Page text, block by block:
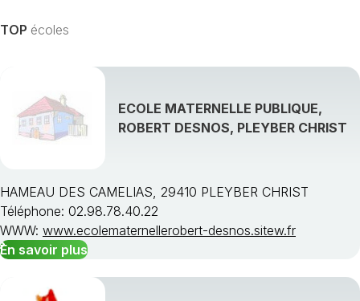
TOP écoles
ECOLE MATERNELLE PUBLIQUE,
ROBERT DESNOS, PLEYBER CHRIST
HAMEAU DES CAMELIAS, 29410 PLEYBER CHRIST
Téléphone: 02.98.78.40.22
WWW: www.ecolematernellerobert-desnos.sitew.fr
En savoir plus